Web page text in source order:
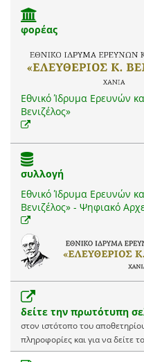
φορέας
Εθνικό Ίδρυμα Ερευνών
Βενιζέλος»
συλλογή
Εθνικό Ίδρυμα Ερευνών
Βενιζέλος» - Ψηφιακό
δείτε την πρωτότυπη
στον ιστότοπο του
πληροφορίες και για να δείτε